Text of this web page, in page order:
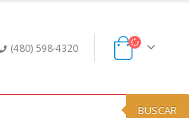
(480) 598-4320
BUSCAR